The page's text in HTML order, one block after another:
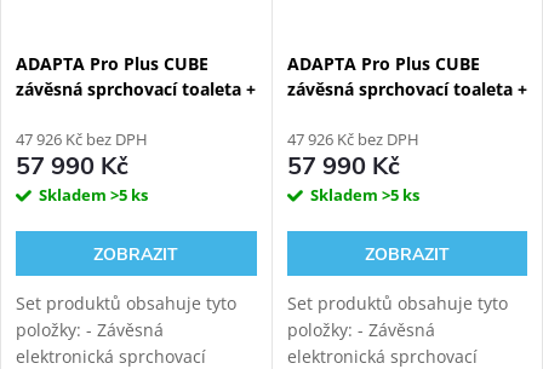
ADAPTA Pro Plus CUBE
závěsná sprchovací toaleta +
viditelný WC modul
47 926 Kč bez DPH
57 990 Kč
Skladem >5 ks
ZOBRAZIT
Set produktů obsahuje tyto
položky: - Závěsná
elektronická sprchovací
ADAPTA Pro Plus CUBE
závěsná sprchovací toaleta +
viditelný WC modul
47 926 Kč bez DPH
57 990 Kč
Skladem >5 ks
ZOBRAZIT
Set produktů obsahuje tyto
položky: - Závěsná
elektronická sprchovací